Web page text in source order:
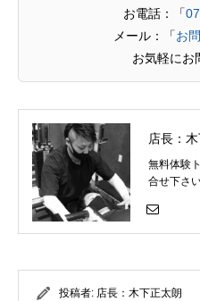
お電話：「
メール：「お
お気軽にお
店長：
無料体験
合せ下さ
投稿者: 店長：木下正太朗